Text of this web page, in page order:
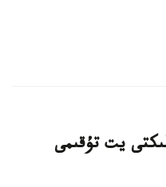
يت تۇقىمى